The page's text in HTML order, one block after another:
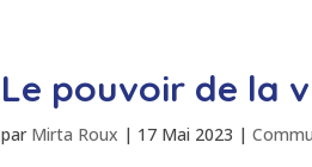
Le pouvoir de la
par Mirta Roux | 17 Mai 2023 |